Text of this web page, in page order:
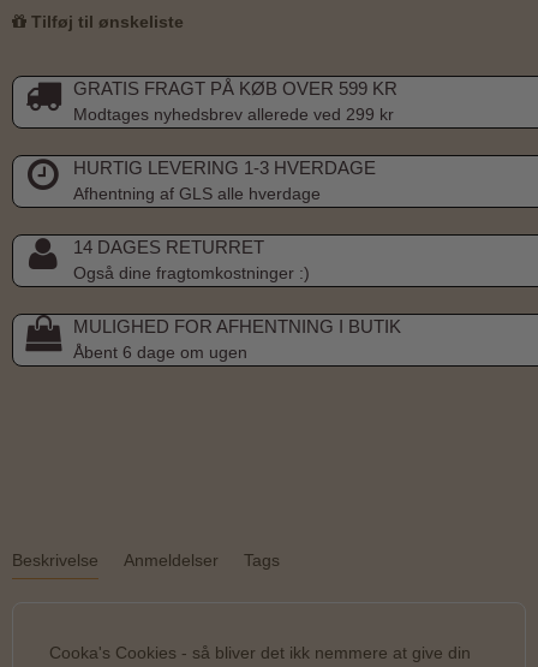
Tilføj til ønskeliste
GRATIS FRAGT PÅ KØB OVER 599 KR
Modtages nyhedsbrev allerede ved 299 kr
HURTIG LEVERING 1-3 HVERDAGE
Afhentning af GLS alle hverdage
14 DAGES RETURRET
Også dine fragtomkostninger :)
MULIGHED FOR AFHENTNING I BUTIK
Åbent 6 dage om ugen
Beskrivelse Anmeldelser Tags
Cooka's Cookies - så bliver det ikk nemmere at give din